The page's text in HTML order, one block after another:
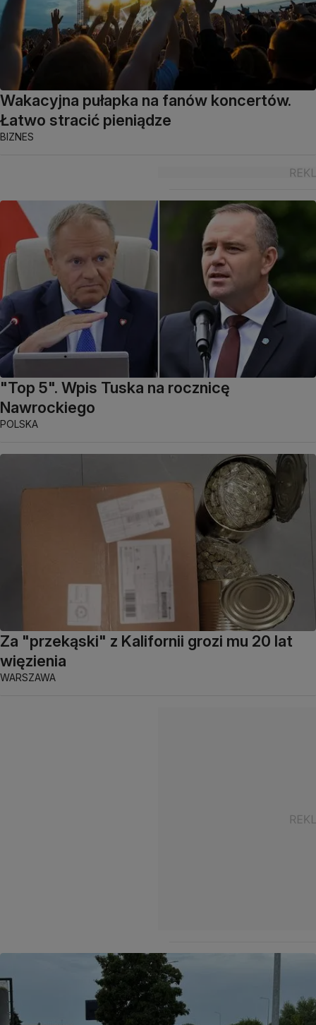
Wakacyjna pułapka na fanów koncertów.
Łatwo stracić pieniądze
BIZNES
"Top 5". Wpis Tuska na rocznicę
Nawrockiego
POLSKA
Za "przekąski" z Kalifornii grozi mu 20 lat
więzienia
WARSZAWA